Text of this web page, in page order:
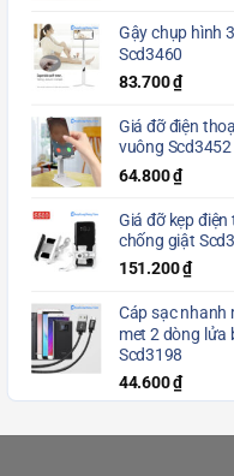
Gậy chụp hình
Scd3460
83.700₫
Giá đỡ điện
vuông Scd3452
64.800₫
Giá đỡ kẹp
chống giật
151.200₫
Cáp sạc nhanh
met 2 dòng lửa
Scd3198
44.600₫